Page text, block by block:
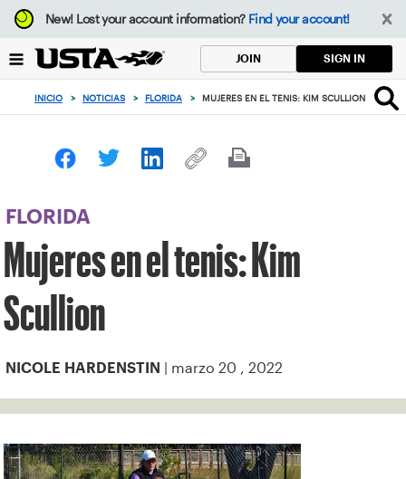
Enfoque
desde
botón
volver
principio
New!Lost your account information? Find your account!
JOIN SIGN IN
INICIO > NOTICIAS > FLORIDA > MUJERES EN EL TENIS: KIM SCULLION
FLORIDA
Mujeres en el tenis: Kim
Scullion
NICOLE HARDENSTIN | marzo 20 , 2022